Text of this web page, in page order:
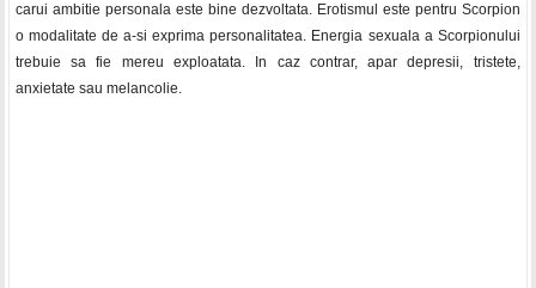
carui ambitie personala este bine dezvoltata. Erotismul este pentru Scorpion
o modalitate de a-si exprima personalitatea. Energia sexuala a Scorpionului
trebuie sa fie mereu exploatata. In caz contrar, apar depresii, tristete,
anxietate sau melancolie.